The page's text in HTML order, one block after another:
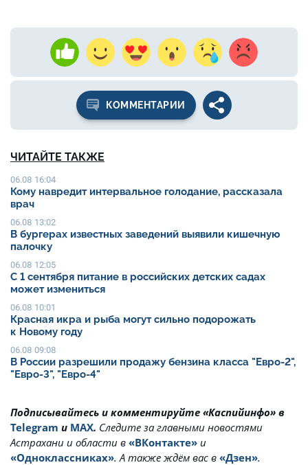
КОММЕНТАРИИ
ЧИТАЙТЕ ТАКЖЕ
06.08 16:04
Кому навредит интервальное голодание, рассказала
врач
06.08 13:02
В бургерах известных заведений выявили кишечную
палочку
06.08 12:05
С 1 сентября питание в российских детских садах
может измениться
06.08 10:01
Красная икра и рыба могут сильно подорожать
к Новому году
06.08 09:08
В России разрешили продажу бензина класса "Евро-2",
"Евро-3", "Евро-4"
Подписывайтесь и комментируйте «Каспийинфо» в
Telegram и MAX. Cледите за главными новостями
Астрахани и области в «ВКонтакте» и
«Одноклассниках». А также ждём вас в «Дзен».